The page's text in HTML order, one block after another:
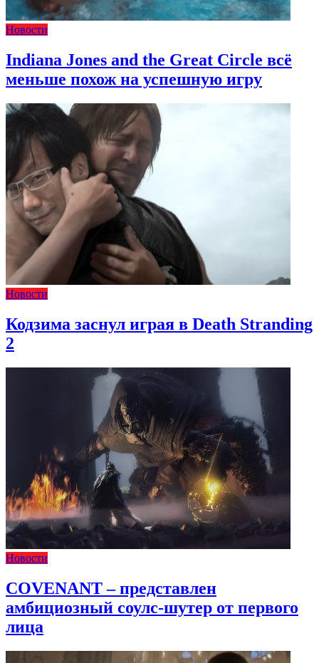
Новости
Indiana Jones and the Great Circle всё
меньше похож на успешную игру
Новости
Кодзима заснул играя в Death Stranding
2
Новости
COVENANT – представлен
амбициозный соулс-шутер от первого
лица